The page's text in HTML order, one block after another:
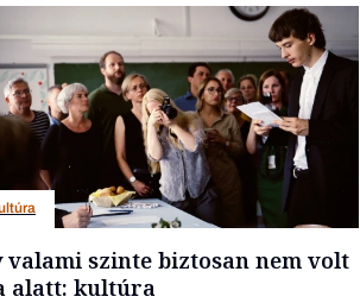
valami szinte biztosan nem volt
alatt: kultúra